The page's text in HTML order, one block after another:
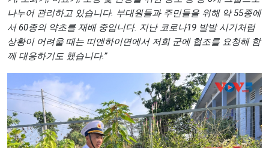
나누어 관리하고 있습니다. 부대원들과 주민들을 위해 약 55종에
서 60종의 약초를 재배 중입니다. 지난 코로나19 발발 시기처럼
상황이 어려울 때는 띠엔하이면에서 저희 군에 협조를 요청해 함
께 대응하기도 했습니다.”